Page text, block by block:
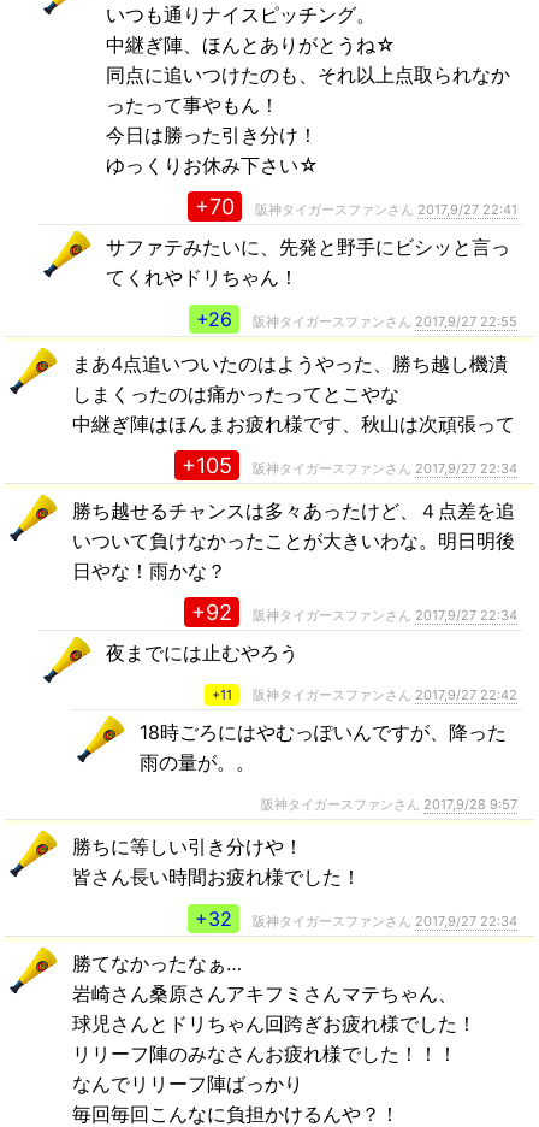
いつも通りナイスピッチング。
中継ぎ陣、ほんとありがとうね☆
同点に追いつけたのも、それ以上点取られなか
ったって事やもん！
今日は勝った引き分け！
ゆっくりお休み下さい☆
+70 阪神タイガースファンさん 2017,9/27 22:41
サファテみたいに、先発と野手にビシッと言っ
てくれやドリちゃん！
+26
阪神タイガースファンさん 2017,9/27 22:55
まあ4点追いついたのはようやった、勝ち越し機潰
しまくったのは痛かったってとこやな
中継ぎ陣はほんまお疲れ様です、秋山は次頑張って
+105 阪神タイガースファンさん 2017,9/27 22:34
勝ち越せるチャンスは多々あったけど、４点差を追
いついて負けなかったことが大きいわな。明日明後
日やな！雨かな？
+92 阪神タイガースファンさん 2017,9/27 22:34
夜までには止むやろう
+11 阪神タイガースファンさん 2017,9/27 22:42
18時ごろにはやむっぽいんですが、降った
雨の量が。。
阪神タイガースファンさん 2017,9/28 9:57
勝ちに等しい引き分けや！
皆さん長い時間お疲れ様でした！
+32
阪神タイガースファンさん 2017,9/27 22:34
勝てなかったなぁ…
岩崎さん桑原さんアキフミさんマテちゃん、
球児さんとドリちゃん回跨ぎお疲れ様でした！
リリーフ陣のみなさんお疲れ様でした！！！
なんでリリーフ陣ばっかり
毎回毎回こんなに負担かけるんや？！